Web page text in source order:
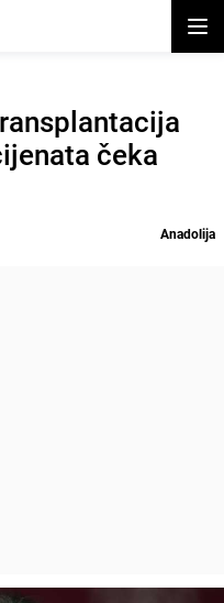
čeka
Anadolija